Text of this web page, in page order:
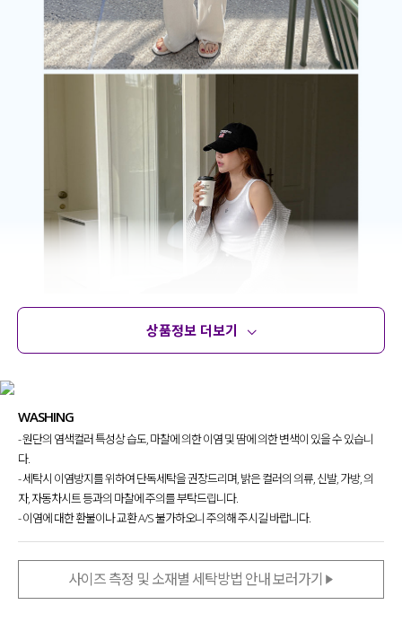
상품정보 더보기
WASHING
- 원단의 염색컬러 특성상 습도, 마찰에 의한 이염 및 땀에 의한 변색이 있을 수 있습니
다.
- 세탁시 이염방지를 위하여 단독세탁을 권장드리며, 밝은 컬러의 의류, 신발, 가방, 의
자, 자동차시트 등과의 마찰에 주의를 부탁드립니다.
- 이염에 대한 환불이나 교환 A/S 불가하오니 주의해 주시길 바랍니다.
사이즈 측정 및 소재별 세탁방법 안내 보러가기